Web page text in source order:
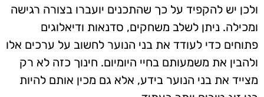
ולכן יש להקפיד על כך שהתכנים יועברו בצורה רגישה
ומכילה. ניתן לשלב משחקים, סדנאות ודיאלוגים
פתוחים כדי לעודד את בני הנוער לחשוב על ערכים אלו
ולהבין את משמעותם בחיי היומיום. חינוך כזה לא רק
מצייד את בני הנוער בידע, אלא גם מכין אותם להיות